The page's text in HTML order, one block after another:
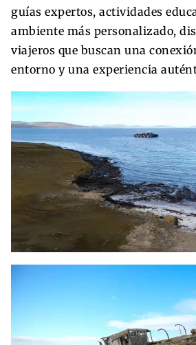
guías expertos, actividades
ambiente más personalizado,
viajeros que buscan una
entorno y una experiencia